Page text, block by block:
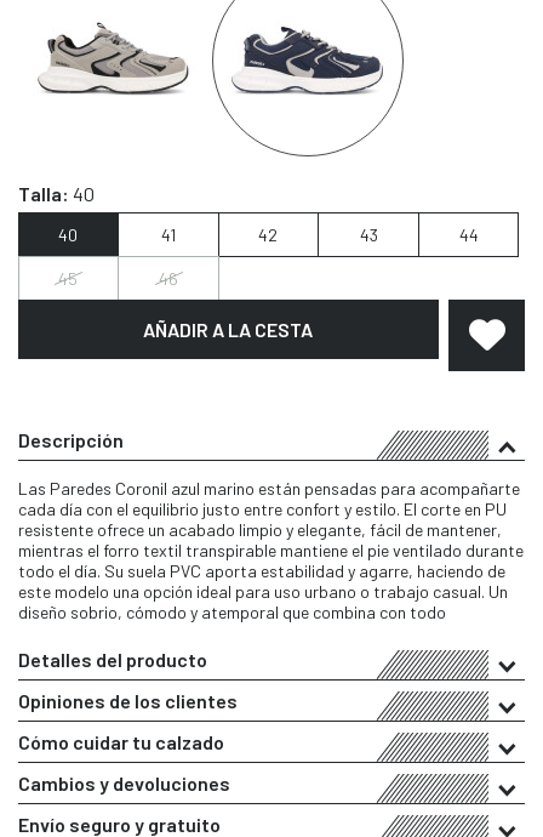
Talla: 40
40 41 42 43 44
45 46
AÑADIR A LA CESTA
Descripción
Las Paredes Coronil azul marino están pensadas para acompañarte
cada día con el equilibrio justo entre confort y estilo. El corte en PU
resistente ofrece un acabado limpio y elegante, fácil de mantener,
mientras el forro textil transpirable mantiene el pie ventilado durante
todo el día. Su suela PVC aporta estabilidad y agarre, haciendo de
este modelo una opción ideal para uso urbano o trabajo casual. Un
diseño sobrio, cómodo y atemporal que combina con todo
Detalles del producto
Opiniones de los clientes
Cómo cuidar tu calzado
Cambios y devoluciones
Envío seguro y gratuito